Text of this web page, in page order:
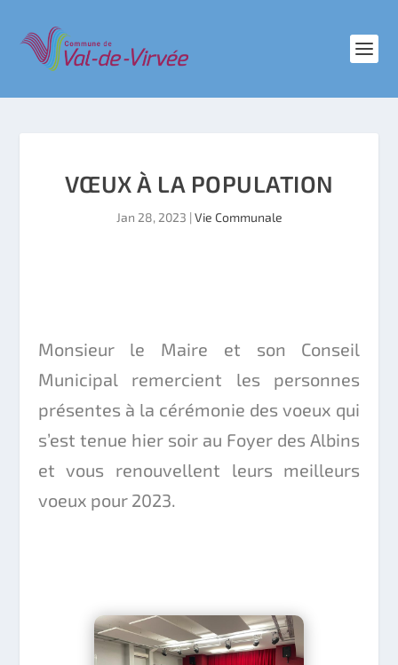
VŒUX À LA POPULATION
Jan 28, 2023 | Vie Communale
Monsieur le Maire et son Conseil
Municipal remercient les personnes
présentes à la cérémonie des voeux qui
s’est tenue hier soir au Foyer des Albins
et vous renouvellent leurs meilleurs
voeux pour 2023.